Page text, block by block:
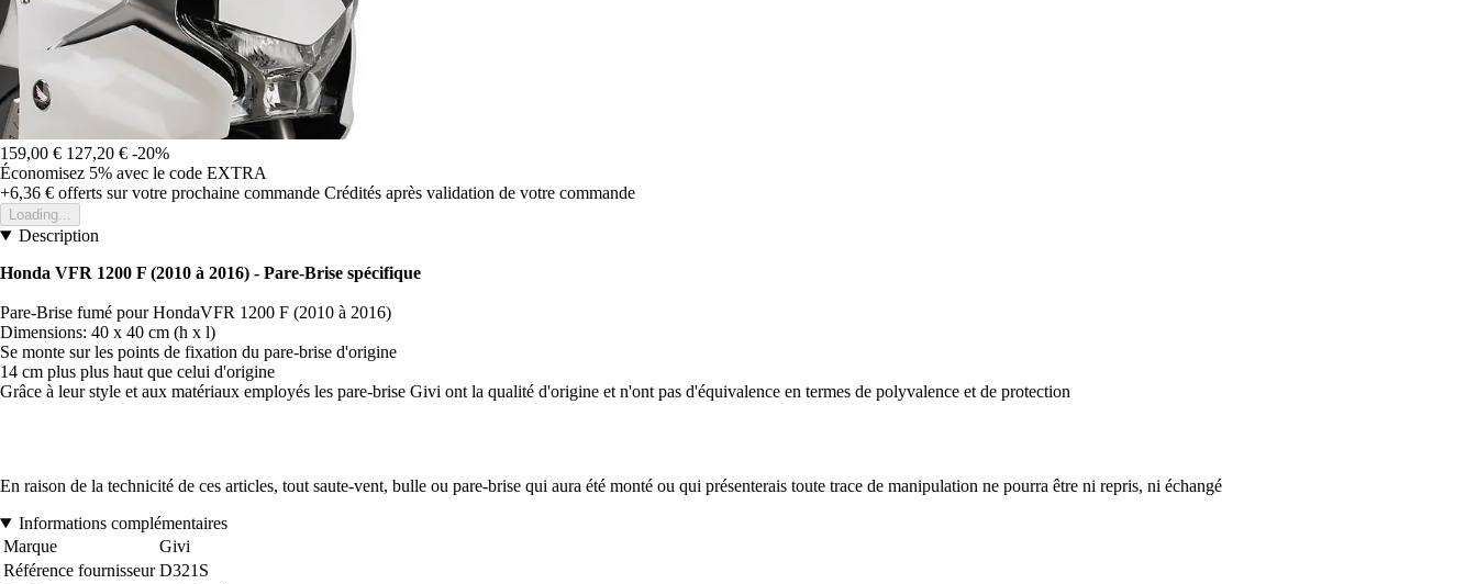
159,00 € 127,20 € -20%
Économisez 5% avec le code EXTRA
+6,36 € offerts sur votre prochaine commande Crédités après validation de votre commande
Loading...
Description
Honda VFR 1200 F (2010 à 2016) - Pare-Brise spécifique
Pare-Brise fumé pour HondaVFR 1200 F (2010 à 2016)
Dimensions: 40 x 40 cm (h x l)
Se monte sur les points de fixation du pare-brise d'origine
14 cm plus plus haut que celui d'origine
Grâce à leur style et aux matériaux employés les pare-brise Givi ont la qualité d'origine et n'ont pas d'équivalence en termes de polyvalence et de protection
En raison de la technicité de ces articles, tout saute-vent, bulle ou pare-brise qui aura été monté ou qui présenterais toute trace de manipulation ne pourra être ni repris, ni échangé
Informations complémentaires
Marque
Givi
Référence fournisseur D321S